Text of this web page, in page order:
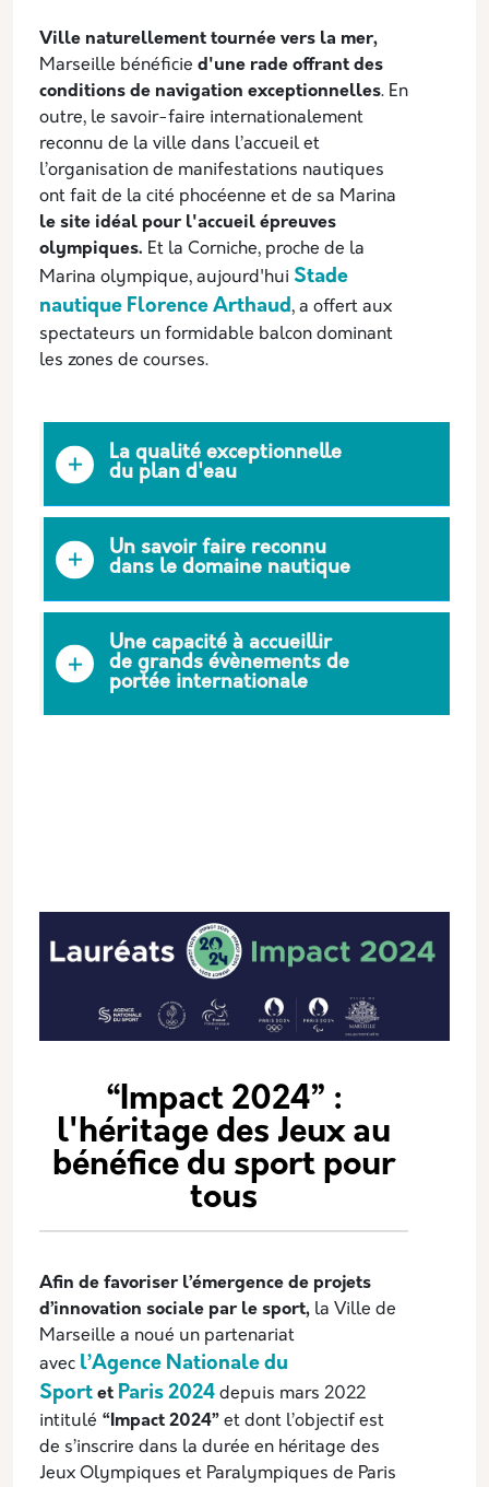
Ville naturellement tournée vers la mer,
Marseille bénéficie d'une rade offrant des
conditions de navigation exceptionnelles. En
outre, le savoir-faire internationalement
reconnu de la ville dans l’accueil et
l’organisation de manifestations nautiques
ont fait de la cité phocéenne et de sa Marina
le site idéal pour l'accueil épreuves
olympiques. Et la Corniche, proche de la
Marina olympique, aujourd'hui Stade
nautique Florence Arthaud, a offert aux
spectateurs un formidable balcon dominant
les zones de courses.
La qualité exceptionnelle
du plan d'eau
Un savoir faire reconnu
dans le domaine nautique
Une capacité à accueillir
de grands évènements de
portée internationale
“Impact 2024” :
l'héritage des Jeux au
bénéfice du sport pour
tous
Afin de favoriser l’émergence de projets
d’innovation sociale par le sport, la Ville de
Marseille a noué un partenariat
avec l’Agence Nationale du
Sport et Paris 2024 depuis mars 2022
intitulé “Impact 2024” et dont l’objectif est
de s’inscrire dans la durée en héritage des
Jeux Olympiques et Paralympiques de Paris